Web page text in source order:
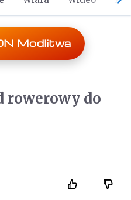
Modlitwa
rowerowy do